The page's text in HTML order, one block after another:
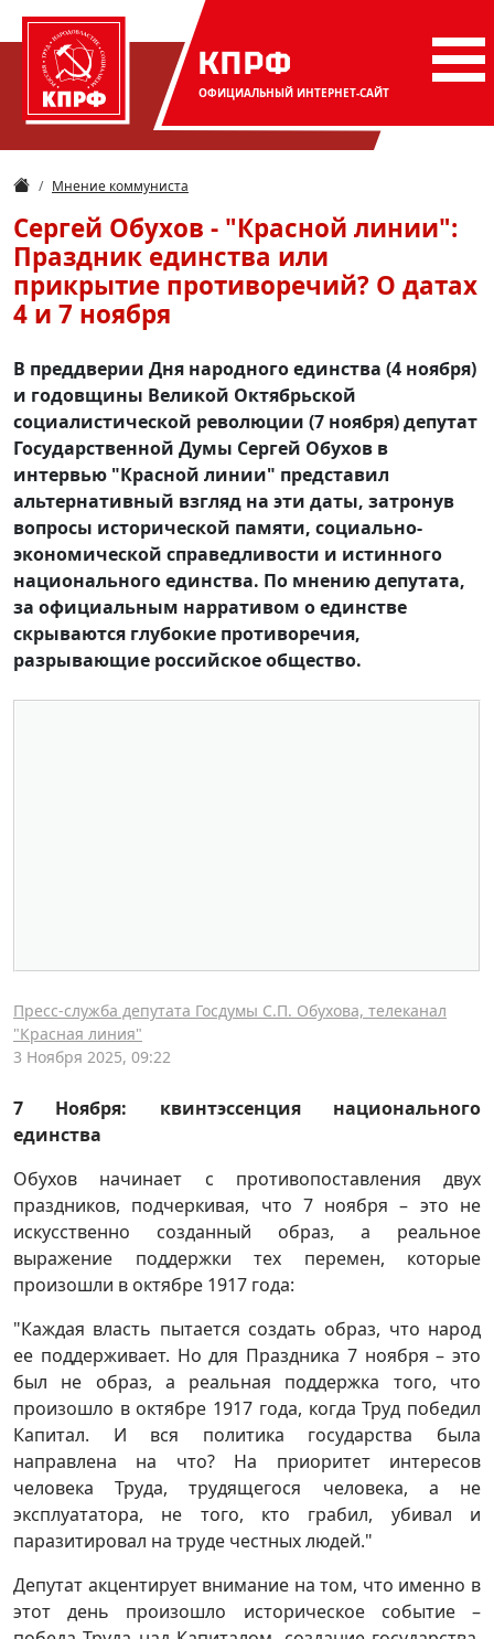
КПРФ
ОФИЦИАЛЬНЫЙ ИНТЕРНЕТ-САЙТ
Мнение коммуниста
Сергей Обухов - "Красной линии":
Праздник единства или
прикрытие противоречий? О датах
4 и 7 ноября
В преддверии Дня народного единства (4 ноября)
и годовщины Великой Октябрьской
социалистической революции (7 ноября) депутат
Государственной Думы Сергей Обухов в
интервью "Красной линии" представил
альтернативный взгляд на эти даты, затронув
вопросы исторической памяти, социально-
экономической справедливости и истинного
национального единства. По мнению депутата,
за официальным нарративом о единстве
скрываются глубокие противоречия,
разрывающие российское общество.
Пресс-служба депутата Госдумы С.П. Обухова, телеканал
"Красная линия"
3 Ноября 2025, 09:22
7 Ноября: квинтэссенция национального
единства
Обухов начинает с противопоставления двух
праздников, подчеркивая, что 7 ноября – это не
искусственно созданный образ, а реальное
выражение поддержки тех перемен, которые
произошли в октябре 1917 года:
"Каждая власть пытается создать образ, что народ
ее поддерживает. Но для Праздника 7 ноября – это
был не образ, а реальная поддержка того, что
произошло в октябре 1917 года, когда Труд победил
Капитал. И вся политика государства была
направлена на что? На приоритет интересов
человека Труда, трудящегося человека, а не
эксплуататора, не того, кто грабил, убивал и
паразитировал на труде честных людей."
Депутат акцентирует внимание на том, что именно в
этот день произошло историческое событие –